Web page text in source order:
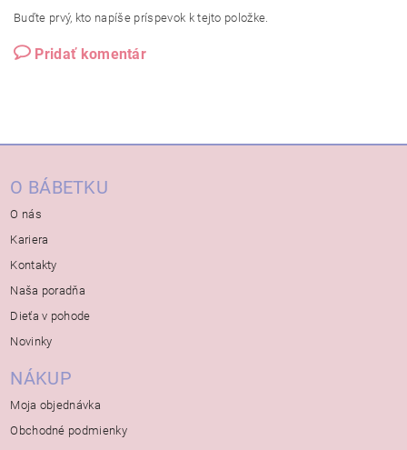
Buďte prvý, kto napíše príspevok k tejto položke.
Pridať komentár
O BÁBETKU
O nás
Kariera
Kontakty
Naša poradňa
Dieťa v pohode
Novinky
NÁKUP
Moja objednávka
Obchodné podmienky